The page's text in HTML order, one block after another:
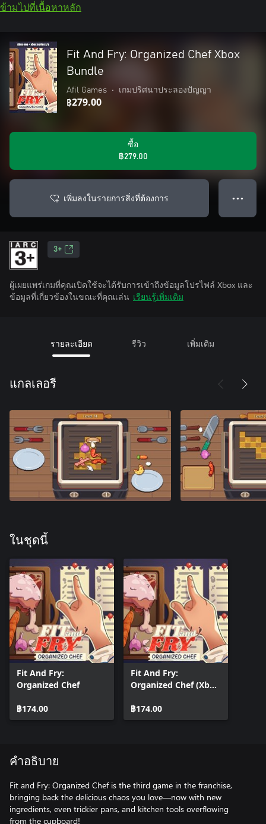
ข้ามไปที่เนื้อหาหลัก
Fit And Fry: Organized Chef Xbox
Bundle
Afil Games • เกมปริศนาประลองปัญญา
฿279.00
ซื้อ
฿279.00
เพิ่มลงในรายการสิ่งที่ต้องการ ● ● ●
3+
ผู้เผยแพร่เกมที่คุณเปิดใช้จะได้รับการเข้าถึงข้อมูลโปรไฟล์ Xbox และ
ข้อมูลที่เกี่ยวข้องในขณะที่คุณเล่น เรียนรู้เพิ่มเติม
รายละเอียด รีวิว เพิ่มเติม
แกลเลอรี
ในชุดนี้
Fit And Fry:
Organized Chef
฿174.00
Fit And Fry:
Organized Chef (Xbox
฿174.00
คำอธิบาย
Fit and Fry: Organized Chef is the third game in the franchise,
bringing back the delicious chaos you love—now with new
ingredients, even trickier pans, and kitchen tools overflowing
from the cupboard!